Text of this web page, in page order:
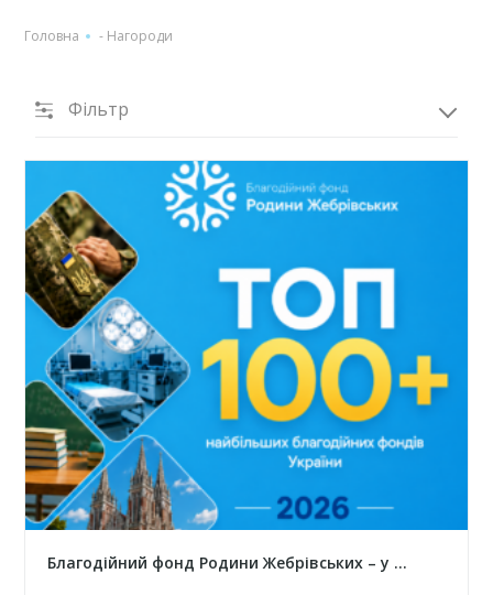
Головна - Нагороди
Фільтр
Благодійний фонд Родини Жебрівських – у ...